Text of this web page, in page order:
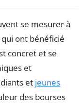
se mesurer à
ont bénéficié
concret et se
et
et jeunes
des bourses